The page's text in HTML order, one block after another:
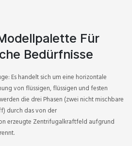
Für
Bedürfnisse
Es handelt sich um eine horizontale
von flüssigen, flüssigen und festen
die drei Phasen (zwei nicht mischbare
durch das von der
erzeugte Zentrifugalkraftfeld aufgrund